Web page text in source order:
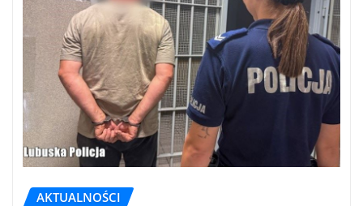
AKTUALNOŚCI